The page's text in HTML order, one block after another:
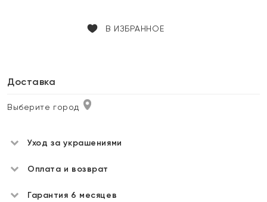
В ИЗБРАННОЕ
Доставка
Выберите город
Уход за украшениями
Оплата и возврат
Гарантия 6 месяцев